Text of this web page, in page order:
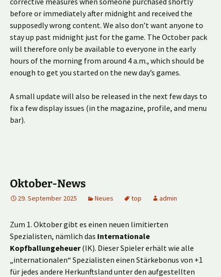
before or immediately after midnight and received the
supposedly wrong content. We also don’t want anyone to
stay up past midnight just for the game. The October pack
will therefore only be available to everyone in the early
hours of the morning from around 4 a.m., which should be
enough to get you started on the new day’s games.
A small update will also be released in the next few days to
fix a few display issues (in the magazine, profile, and menu
bar).
Oktober-News
29. September 2025 Neues top admin
Zum 1. Oktober gibt es einen neuen limitierten
Spezialisten, nämlich das Internationale
Kopfballungeheuer(IK). Dieser Spieler erhält wie alle
„internationalen“ Spezialisten einen Stärkebonus von +1
für jedes andere Herkunftsland unter den aufgestellten